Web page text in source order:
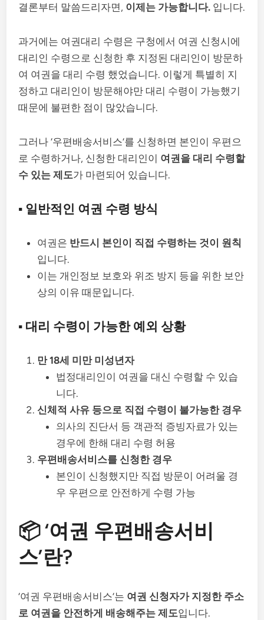
결론부터 말씀드리자면, 이제는 가능합니다. 입니다.
과거에는 여권대리 수령은 구청에서 여권 신청시에
대리인 수령으로 신청한 후 지정된 대리인이 방문하
여 여권을 대리 수령 했었습니다. 이렇게 특별히 지
정하고 대리인이 방문해야만 대리 수령이 가능했기
때문에 불편한 점이 많았습니다.
그러나 ‘우편배송서비스’를 신청하면 본인이 우편으
로 수령하거나, 신청한 대리인이 여권을 대리 수령할
수 있는 제도가 마련되어 있습니다.
▪️ 일반적인 여권 수령 방식
여권은 반드시 본인이 직접 수령하는 것이 원칙
입니다.
이는 개인정보 보호와 위조 방지 등을 위한 보안
상의 이유 때문입니다.
▪️ 대리 수령이 가능한 예외 상황
만 18세 미만 미성년자
법정대리인이 여권을 대신 수령할 수 있습
니다.
신체적 사유 등으로 직접 수령이 불가능한 경우
의사의 진단서 등 객관적 증빙자료가 있는
경우에 한해 대리 수령 허용
우편배송서비스를 신청한 경우
본인이 신청했지만 직접 방문이 어려울 경
우 우편으로 안전하게 수령 가능
📦 ‘여권 우편배송서비
스’란?
‘여권 우편배송서비스’는 여권 신청자가 지정한 주소
로 여권을 안전하게 배송해주는 제도입니다.